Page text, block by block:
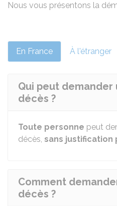
Nous vous présentons la
En France À l'étranger
Qui peut demander
décès ?
Toute personne peut
décès, sans justification
Comment
décès ?